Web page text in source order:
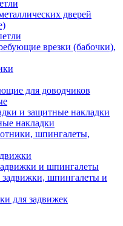
дверей
врезки (бабочки),
для доводчиков
и защитные накладки
накладки
шпингалеты,
и шпингалеты
шпингалеты и
для задвижек